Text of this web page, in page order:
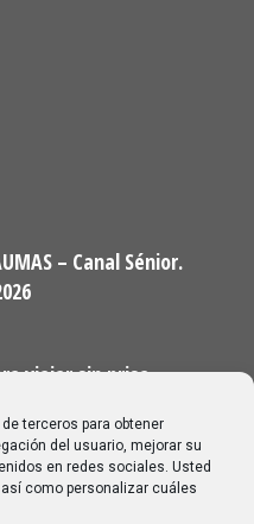
terceros para obtener
del usuario, mejorar su
en redes sociales. Usted
como personalizar cuáles
– Canal Sénior.
viajar sin prisa